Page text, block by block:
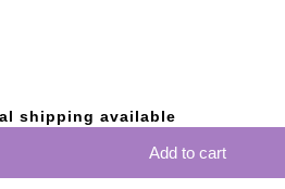
shipping available
Add to cart